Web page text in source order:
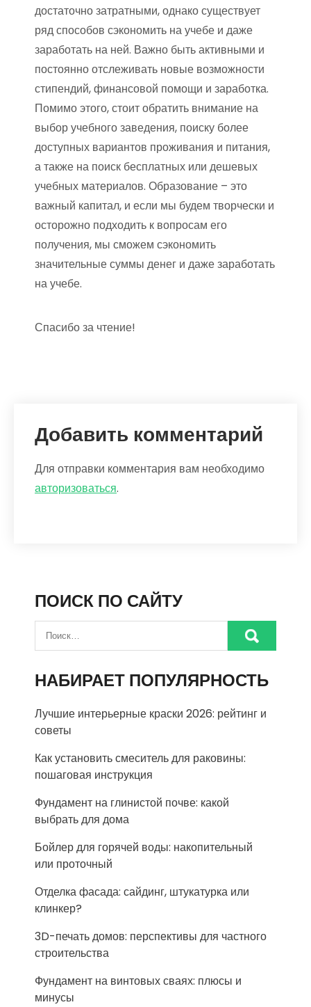
достаточно затратными, однако существует
ряд способов сэкономить на учебе и даже
заработать на ней. Важно быть активными и
постоянно отслеживать новые возможности
стипендий, финансовой помощи и заработка.
Помимо этого, стоит обратить внимание на
выбор учебного заведения, поиску более
доступных вариантов проживания и питания,
а также на поиск бесплатных или дешевых
учебных материалов. Образование – это
важный капитал, и если мы будем творчески и
осторожно подходить к вопросам его
получения, мы сможем сэкономить
значительные суммы денег и даже заработать
на учебе.
Спасибо за чтение!
Добавить комментарий
Для отправки комментария вам необходимо
авторизоваться.
ПОИСК ПО САЙТУ
НАБИРАЕТ ПОПУЛЯРНОСТЬ
Лучшие интерьерные краски 2026: рейтинг и
советы
Как установить смеситель для раковины:
пошаговая инструкция
Фундамент на глинистой почве: какой
выбрать для дома
Бойлер для горячей воды: накопительный
или проточный
Отделка фасада: сайдинг, штукатурка или
клинкер?
3D-печать домов: перспективы для частного
строительства
Фундамент на винтовых сваях: плюсы и
минусы